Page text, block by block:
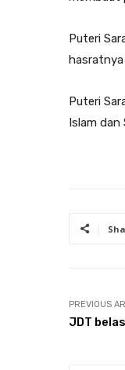
Puteri
hasratnya
Puteri
Islam dan
PREVIOUS
JDT